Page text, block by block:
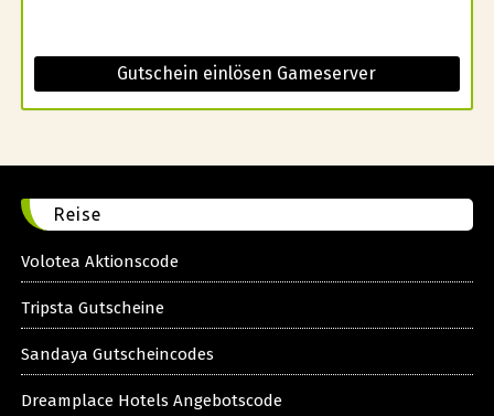
Gutschein einlösen Gameserver
Reise
Volotea Aktionscode
Tripsta Gutscheine
Sandaya Gutscheincodes
Dreamplace Hotels Angebotscode